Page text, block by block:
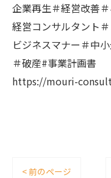
企業再生＃経営改善
経営コンサルタント
ビジネスマナー＃中
＃破産#事業計画書
https://mouri-
< 前のページ